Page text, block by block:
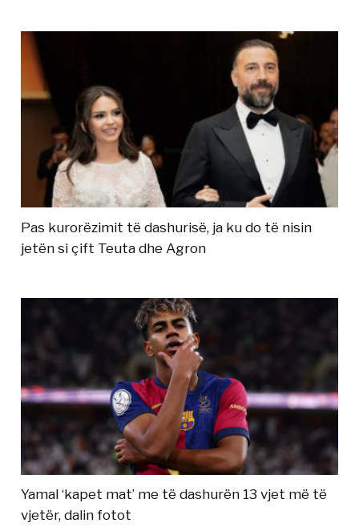
Pas kurorëzimit të dashurisë, ja ku do të nisin
jetën si çift Teuta dhe Agron
Yamal ‘kapet mat’ me të dashurën 13 vjet më të
vjetër, dalin fotot